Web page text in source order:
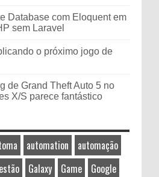
Database com Eloquent em
sem Laravel
o próximo jogo de
de Grand Theft Auto 5 no
X/S parece fantástico
automation
automação
estão Galaxy Game
Google